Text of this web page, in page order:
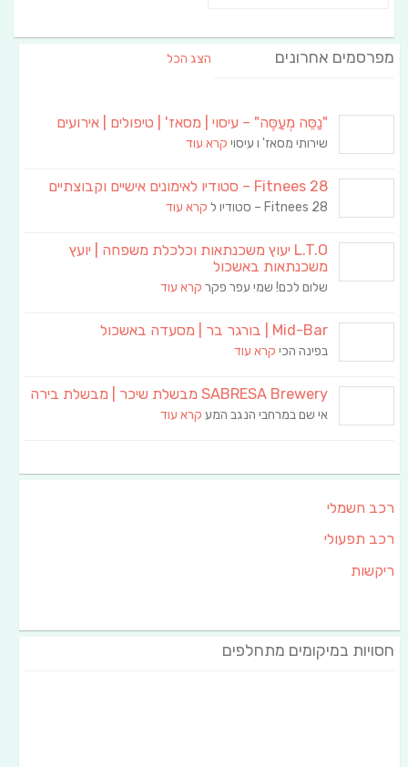
מפרסמים אחרונים הצג הכל
"נַסֵּה מְעַסֶּה" – עיסוי | מסאז' | טיפולים | אירועים
שירותי מסאז' ו עיסוי קרא עוד
Fitnees 28 – סטודיו לאימונים אישיים וקבוצתיים
Fitnees 28 – סטודיו ל קרא עוד
L.T.O יעוץ משכנתאות וכלכלת משפחה | יועץ
משכנתאות באשכול
שלום לכם! שמי עפר פקר קרא עוד
Mid-Bar | בורגר בר | מסעדה באשכול
בפינה הכי קרא עוד
SABRESA Brewery מבשלת שיכר | מבשלת בירה
אי שם במרחבי הנגב המע קרא עוד
רכב חשמלי
רכב תפעולי
ריקשות
חסויות במיקומים מתחלפים